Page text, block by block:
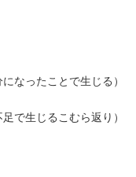
なったことで生じる）
で生じるこむら返り）